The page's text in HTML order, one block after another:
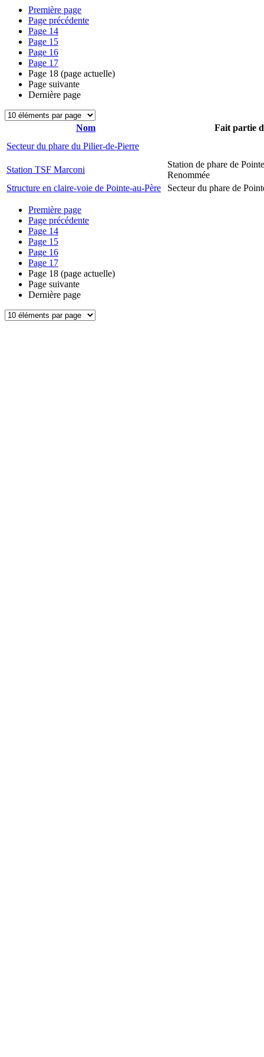
Première page
Page précédente
Page 14
Page 15
Page 16
Page 17
Page 18 (page actuelle)
Page suivante
Dernière page
Nom
Fait partie
Secteur du phare du Pilier-de-Pierre
Station TSF Marconi
Station de phare de
Renommée
Structure en claire-voie de Pointe-au-Père
Secteur du phare de
Première page
Page précédente
Page 14
Page 15
Page 16
Page 17
Page 18 (page actuelle)
Page suivante
Dernière page